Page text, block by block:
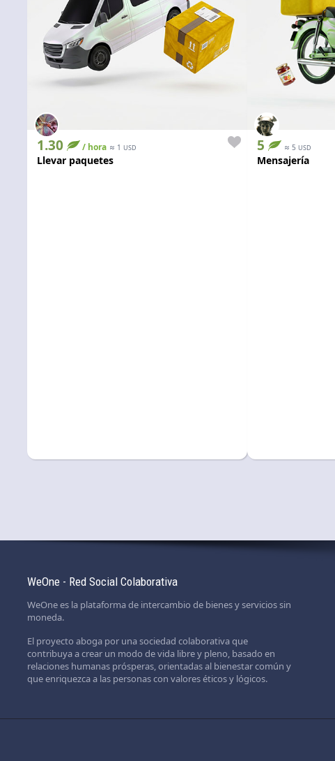
1.30 / hora ≈ 1 USD
Llevar paquetes
5 ≈5 USD
Mensajería
WeOne - Red Social Colaborativa
WeOne es la plataforma de intercambio de bienes y servicios sin
moneda.
El proyecto aboga por una sociedad colaborativa que
contribuya a crear un modo de vida libre y pleno, basado en
relaciones humanas prósperas, orientadas al bienestar común y
que enriquezca a las personas con valores éticos y lógicos.